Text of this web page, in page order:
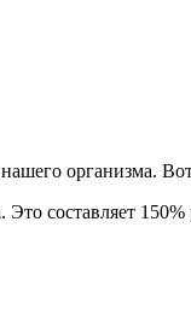
организма.
составляет